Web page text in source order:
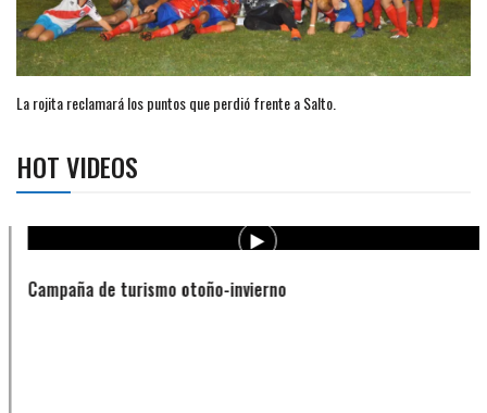
La rojita reclamará los puntos que perdió frente a Salto.
HOT VIDEOS
Campaña de turismo otoño-invierno